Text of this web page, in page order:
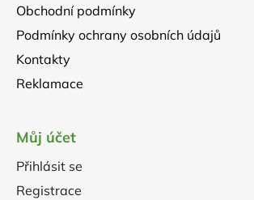
Obchodní podmínky
Podmínky ochrany osobních údajů
Kontakty
Reklamace
Můj účet
Přihlásit se
Registrace